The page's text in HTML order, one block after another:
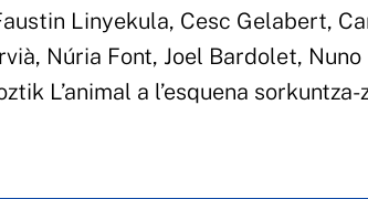
Linyekula, Cesc Gelabert,
Núria Font, Joel Bardolet,
L’animal a l’esquena